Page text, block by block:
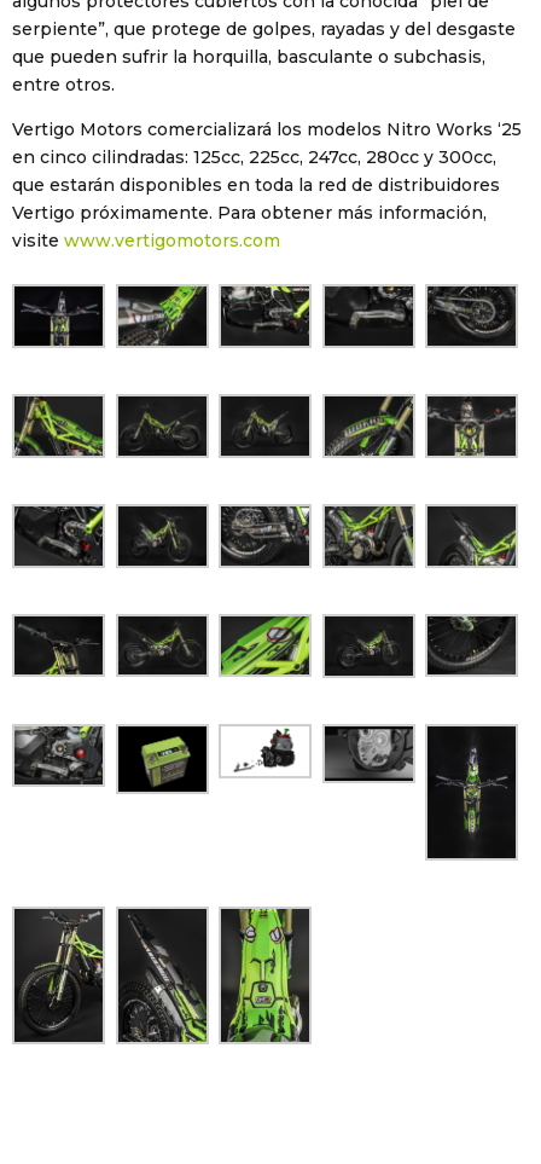
serpiente”, que protege de golpes, rayadas y del desgaste
que pueden sufrir la horquilla, basculante o subchasis,
entre otros.
Vertigo Motors comercializará los modelos Nitro Works ‘25
en cinco cilindradas: 125cc, 225cc, 247cc, 280cc y 300cc,
que estarán disponibles en toda la red de distribuidores
Vertigo próximamente. Para obtener más información,
visite www.vertigomotors.com